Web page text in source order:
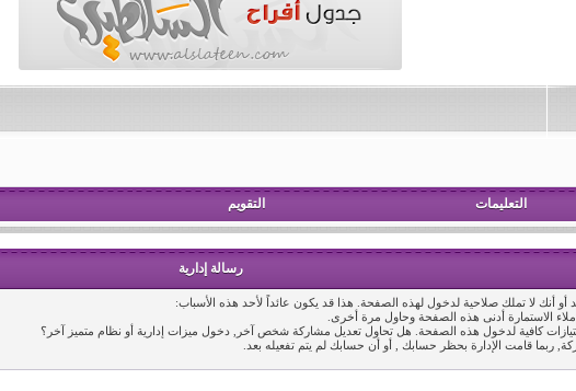
التعليمات التقويم
رسالة إدارية
أنك لا تملك صلاحية لدخول لهذه الصفحة. هذا قد يكون عائداً لأحد هذه الأسباب:
الاستمارة أدنى هذه الصفحة وحاول مرة أخرى.
كافية لدخول هذه الصفحة. هل تحاول تعديل مشاركة شخص آخر, دخول ميزات إدارية أو نظام متميز آخر؟
ربما قامت الإدارة بحظر حسابك , أو أن حسابك لم يتم تفعيله بعد.